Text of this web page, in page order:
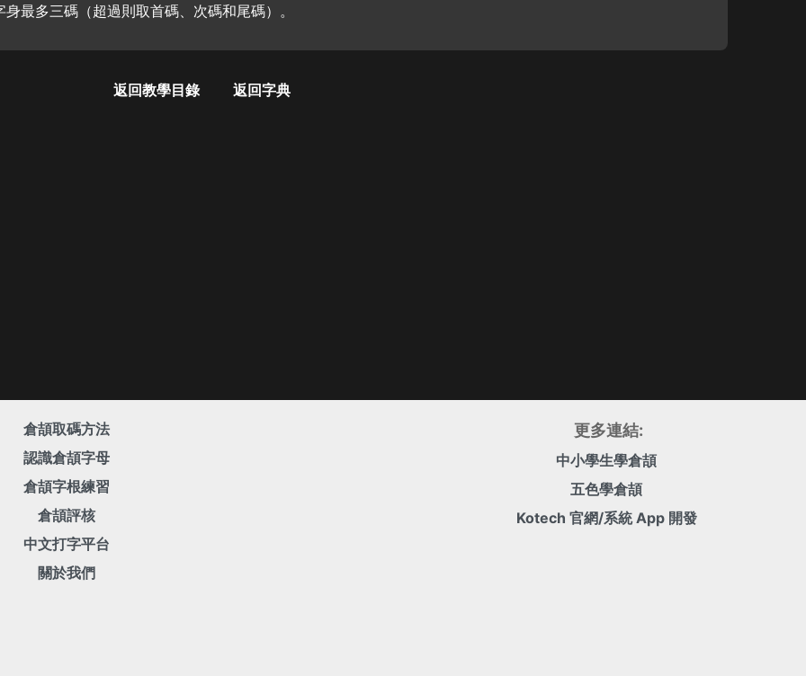
最多三碼（超過則取首碼、次碼和尾碼）。
返回教學目錄 返回字典
倉頡取碼方法
認識倉頡字母
倉頡字根練習
倉頡評核
中文打字平台
關於我們
更多連結:
中小學生學倉頡
五色學倉頡
Kotech 官網/系統 App 開發